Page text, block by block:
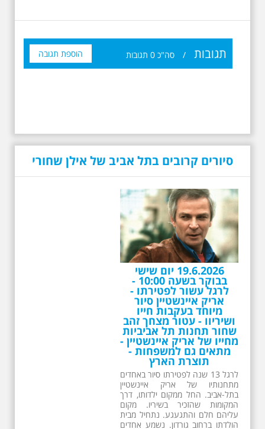
תגובות / סה"כ 0 תגובות הוספת תגובה
סיורים קרובים בתל אביב של אילן שחורי
19.6.2026 יום שישי
בבוקר בשעה 10:00 -
לרגל עשור לפטירתו -
אריק איינשטיין סיור
מיוחד בעקבות חייו
ושיריוו - עטור מצחך זהב
שחור תחנות תל אביביות
מחייו של אריק איינשטיין -
מתאים גם למשפחות -
תוצרת הארץ
לרגל 13 שנה לפטירתו סיור באחדים
מתחנותיו של אריק איינשטיין
בתל-אביב. החל ממקום ילדותו, דרך
המקומות שהזכיר בשיריו. מקום
עליהם חלם והתגעגע. נתחיל מבית
הולדתו ברחוב גורדון. נשמע אחדים